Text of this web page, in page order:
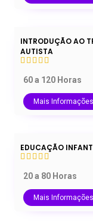
INTRODUÇÃO AO
AUTISTA
60 a 120 Horas
Mais Informações
EDUCAÇÃO
20 a 80 Horas
Mais Informações